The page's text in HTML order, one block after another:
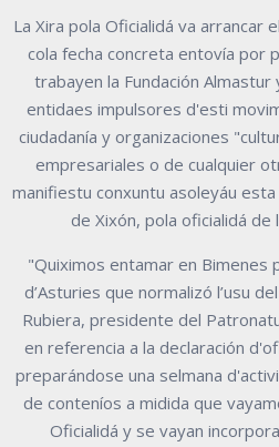
La Xira pola Oficialidá va arrancar
cola fecha concreta entovía por
trabayen la Fundación Almastur
entidaes impulsores d'esti
ciudadanía y organizaciones
empresariales o de cualquier
manifiestu conxuntu asoleyáu
de Xixón, pola oficialidá de
"Quiximos entamar en Bimenes
d’Asturies que normalizó l’usu
Rubiera, presidente del
en referencia a la declaración
preparándose una selmana
de conteníos a midida que
Oficialidá y se vayan